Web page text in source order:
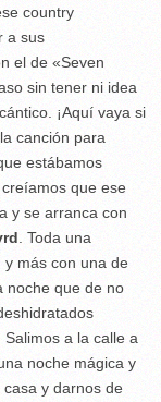
country
a sus
el de «Seven
sin tener ni idea
¡Aquí vaya si
canción para
estábamos
que ese
y se arranca con
. Toda una
más con una de
noche que de no
a la calle a
noche mágica y
y darnos de